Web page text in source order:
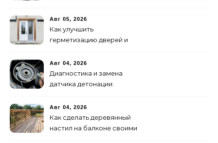
Авг 05, 2026
Как улучшить
герметизацию дверей и
способов
Авг 04, 2026
Диагностика и замена
датчика детонации:
Авг 04, 2026
Как сделать деревянный
настил на балконе своими